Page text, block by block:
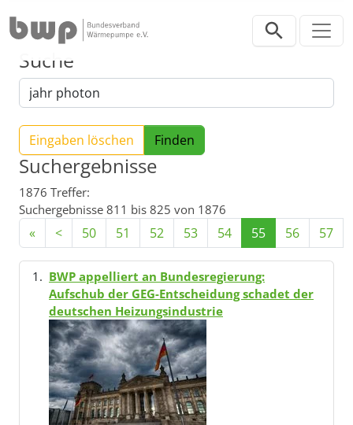
Suche
Eingaben löschen
Suchergebnisse
1876 Treffer:
Suchergebnisse 811 bis 825 von 1876
« < 50 51 52 53 54 55 56 57
BWP appelliert an Bundesregierung:
Aufschub der GEG-Entscheidung schadet der
deutschen Heizungsindustrie